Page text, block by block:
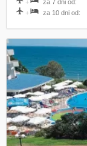
+ za 7 dni od:
+ za 10 dni od: